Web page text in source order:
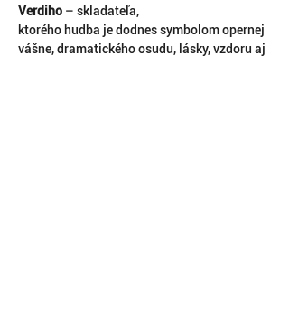
Verdiho – skladateľa,
ktorého hudba je dodnes symbolom opernej
vášne, dramatického osudu, lásky, vzdoru aj